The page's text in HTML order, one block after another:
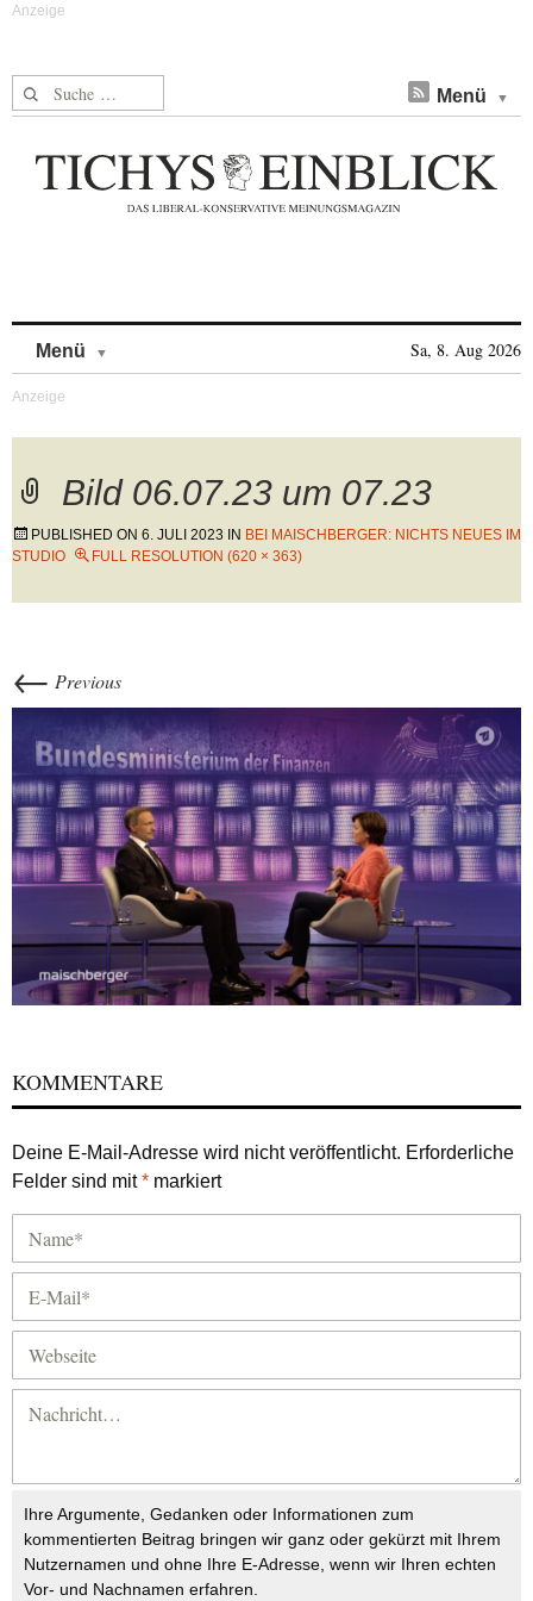
Suche nach: Menü
Menü Sa, 8. Aug 2026
Bild 06.07.23 um 07.23
PUBLISHED ON 6. JULI 2023 IN BEI MAISCHBERGER: NICHTS NEUES IM
STUDIO
FULL RESOLUTION (620 × 363)
← Previous
KOMMENTARE
Deine E-Mail-Adresse wird nicht veröffentlicht. Erforderliche
Felder sind mit* markiert
Ihre Argumente, Gedanken oder Informationen zum
kommentierten Beitrag bringen wir ganz oder gekürzt mit Ihrem
Nutzernamen und ohne Ihre E-Adresse, wenn wir Ihren echten
Vor- und Nachnamen erfahren.